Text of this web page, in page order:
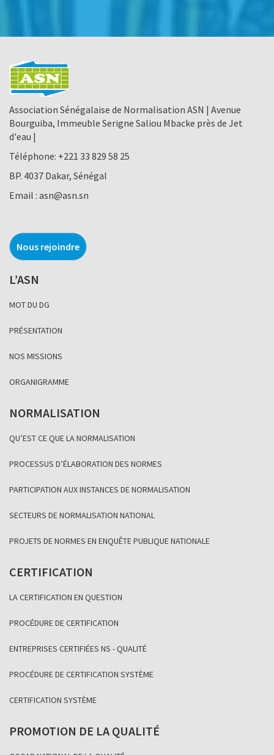
Association Sénégalaise de Normalisation ASN | Avenue
Bourguiba, Immeuble Serigne Saliou Mbacke près de Jet
d'eau |
Téléphone: +221 33 829 58 25
BP. 4037 Dakar, Sénégal
Email : asn@asn.sn
Nous rejoindre
L’ASN
MOT DU DG
PRÉSENTATION
NOS MISSIONS
ORGANIGRAMME
NORMALISATION
QU’EST CE QUE LA NORMALISATION
PROCESSUS D’ÉLABORATION DES NORMES
PARTICIPATION AUX INSTANCES DE NORMALISATION
SECTEURS DE NORMALISATION NATIONAL
PROJETS DE NORMES EN ENQUÊTE PUBLIQUE NATIONALE
CERTIFICATION
LA CERTIFICATION EN QUESTION
PROCÉDURE DE CERTIFICATION
ENTREPRISES CERTIFIÉES NS - QUALITÉ
PROCÉDURE DE CERTIFICATION SYSTÈME
CERTIFICATION SYSTÈME
PROMOTION DE LA QUALITÉ